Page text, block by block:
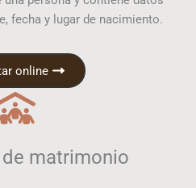
fecha y lugar de nacimiento.
online
matrimonio